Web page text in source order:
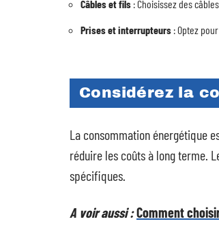
Câbles et fils : Choisissez des
Prises et interrupteurs : Optez
Considérez la
La consommation énergétique
réduire les coûts à long terme.
spécifiques.
A voir aussi :Comment